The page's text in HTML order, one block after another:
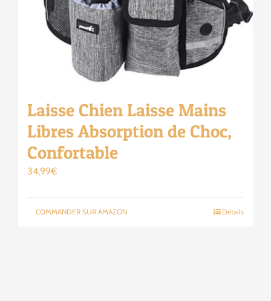
Laisse Chien Laisse Mains
Libres Absorption de Choc,
Confortable
34,99€
COMMANDER SUR AMAZON Détails